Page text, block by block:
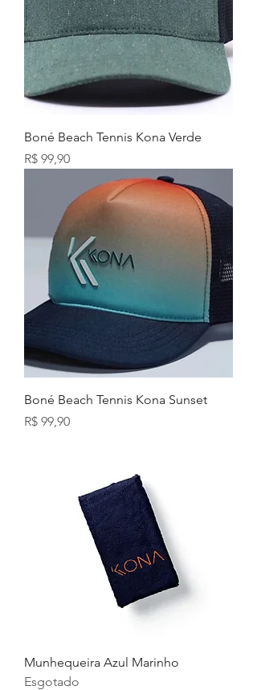
Boné Beach Tennis Kona Verde
Preço
R$ 99,90
Boné Beach Tennis Kona Sunset
Preço
R$ 99,90
Munhequeira Azul Marinho
Esgotado